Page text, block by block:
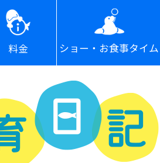
料金 ショー・お食事タイム